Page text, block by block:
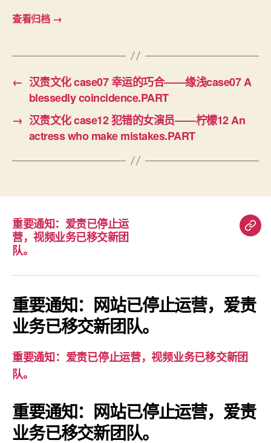
查看归档 →
← 汉责文化 case07 幸运的巧合——缘浅case07 A
blessedly coincidence.PART
→ 汉责文化 case12 犯错的女演员——柠檬12 An
actress who make mistakes.PART
重要通知：爱责已停止运
营，视频业务已移交新团
队。
重
知：
爱
责
视
重要通知：网站已停止运营，爱责
业务已移交新团队。
重要通知：爱责已停止运营，视频业务已移交新团
队。
重要通知：网站已停止运营，爱责
业务已移交新团队。